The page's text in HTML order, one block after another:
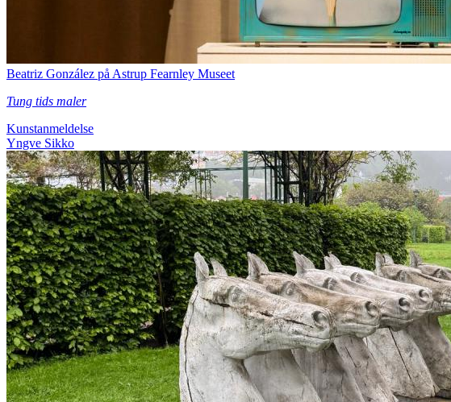
Beatriz González på Astrup Fearnley Museet
Tung tids maler
Kunstanmeldelse
Yngve Sikko